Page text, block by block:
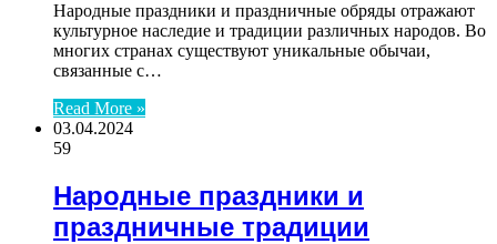
Народные праздники и праздничные обряды отражают
культурное наследие и традиции различных народов. Во
многих странах существуют уникальные обычаи,
связанные с…
Read More »
03.04.2024
59
Народные праздники и
праздничные традиции